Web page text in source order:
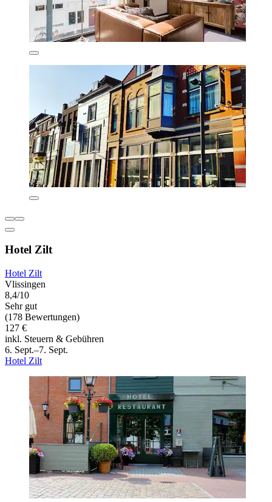
Hotel Zilt
Hotel Zilt
Vlissingen
8,4/10
Sehr gut
(178 Bewertungen)
127 €
inkl. Steuern & Gebühren
6. Sept.–7. Sept.
Hotel Zilt